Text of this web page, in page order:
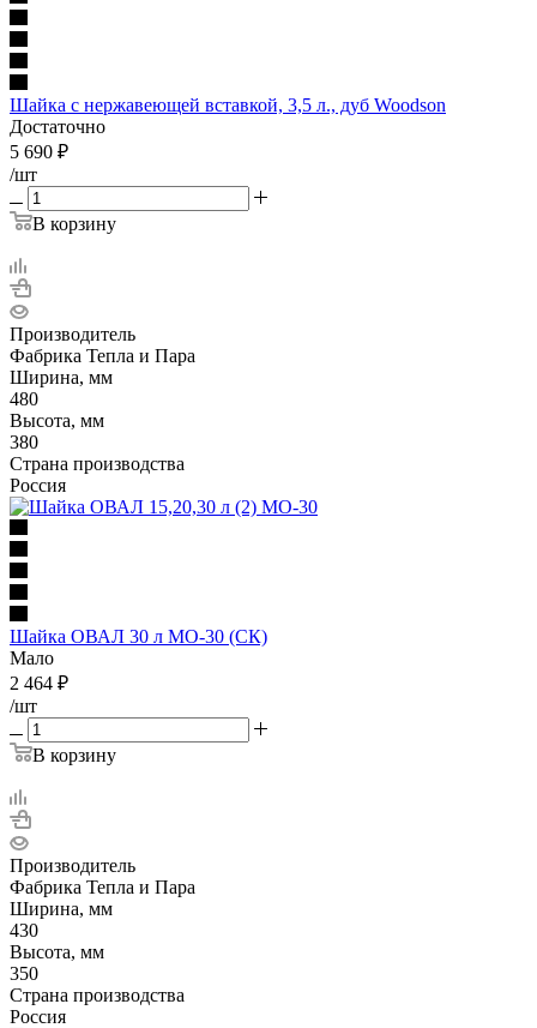
Шайка с нержавеющей вставкой, 3,5 л., дуб Woodson
Достаточно
5 690 ₽
/шт
В корзину
Производитель
Фабрика Тепла и Пара
Ширина, мм
480
Высота, мм
380
Страна производства
Россия
Шайка ОВАЛ 30 л МО-30 (СК)
Мало
2 464 ₽
/шт
В корзину
Производитель
Фабрика Тепла и Пара
Ширина, мм
430
Высота, мм
350
Страна производства
Россия